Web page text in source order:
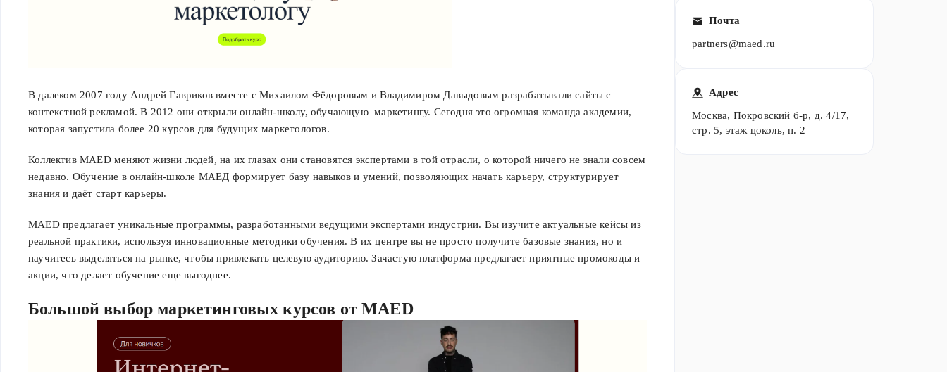
В далеком 2007 году Андрей Гавриков вместе с Михаилом Фёдоровым и Владимиром Давыдовым разрабатывали сайты с
контекстной рекламой. В 2012 они открыли онлайн-школу, обучающую маркетингу. Сегодня это огромная команда академии,
которая запустила более 20 курсов для будущих маркетологов.
Коллектив MAED меняют жизни людей, на их глазах они становятся экспертами в той отрасли, о которой ничего не знали совсем
недавно. Обучение в онлайн-школе МАЕД формирует базу навыков и умений, позволяющих начать карьеру, структурирует
знания и даёт старт карьеры.
MAED предлагает уникальные программы, разработанными ведущими экспертами индустрии. Вы изучите актуальные кейсы из
реальной практики, используя инновационные методики обучения. В их центре вы не просто получите базовые знания, но и
научитесь выделяться на рынке, чтобы привлекать целевую аудиторию. Зачастую платформа предлагает приятные промокоды и
акции, что делает обучение еще выгоднее.
Большой выбор маркетинговых курсов от MAED
Почта
partners@maed.ru
Адрес
Москва, Покровский б-р, д. 4/17,
стр. 5, этаж цоколь, п. 2